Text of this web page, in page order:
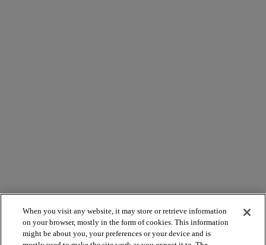
When you visit any website, it may store or retrieve information
on your browser, mostly in the form of cookies. This information
might be about you, your preferences or your device and is